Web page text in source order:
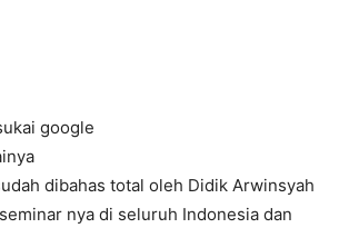
google
dibahas total oleh Didik Arwinsyah
nya di seluruh Indonesia dan